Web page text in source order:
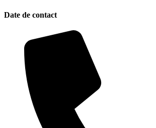
Date de contact